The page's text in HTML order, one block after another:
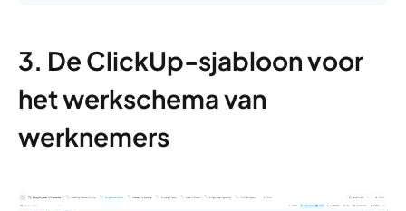
3. De ClickUp-sjabloon voor
het werkschema van
werknemers